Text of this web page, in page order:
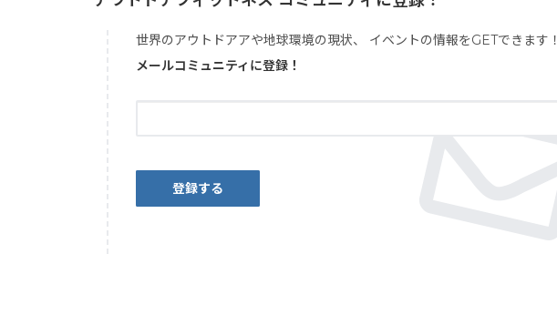
世界のアウトドアアや地球環境の現状、 イベントの情報をGETできます！
メールコミュニティに登録！